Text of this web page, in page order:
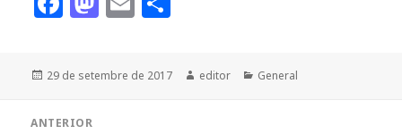
c
e
b
to
d
ai
l
m
p
Publicat
29 de setembre de 2017 Autor
editor Categories
General
ANTERIOR